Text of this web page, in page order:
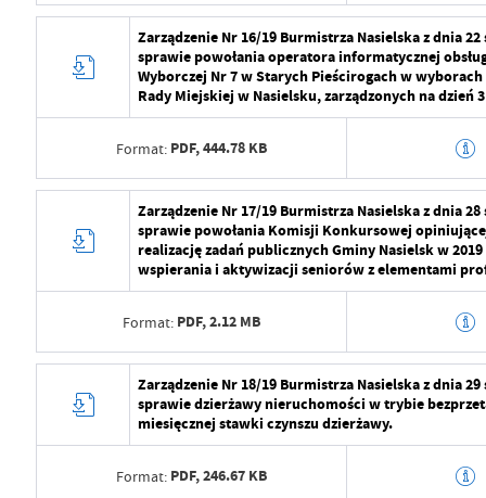
Data ostatniej aktualizacji 2024-07-29
Ostatnio zaktualizował Radosław
Wytworzył Radosław
Data opublikowania 2024-07-29
Opublikował Radosław
Data ostatniej aktualizacji 2024-07-29
Ostatnio zaktualizował Radosław
Zarządzenie Nr 16/19 Burmistrza Nasielska z dnia
sprawie powołania operatora informatycznej
Wyborczej Nr 7 w Starych Pieścirogach w wyborach
Rady Miejskiej w Nasielsku, zarządzonych na dzień
Format: PDF,444.78 KB
Wytworzył Radosław
Data opublikowania 2024-07-29
Opublikował Radosław
Data ostatniej aktualizacji 2024-07-29
Ostatnio zaktualizował Radosław
Zarządzenie Nr 17/19 Burmistrza Nasielska z dnia
sprawie powołania Komisji Konkursowej
realizację zadań publicznych Gminy Nasielsk w
wspierania i aktywizacji seniorów z elementami
Format: PDF,2.12 MB
Wytworzył Radosław
Zarządzenie Nr 18/19 Burmistrza Nasielska z dnia
sprawie dzierżawy nieruchomości w trybie
miesięcznej stawki czynszu dzierżawy.
Format: PDF,246.67 KB